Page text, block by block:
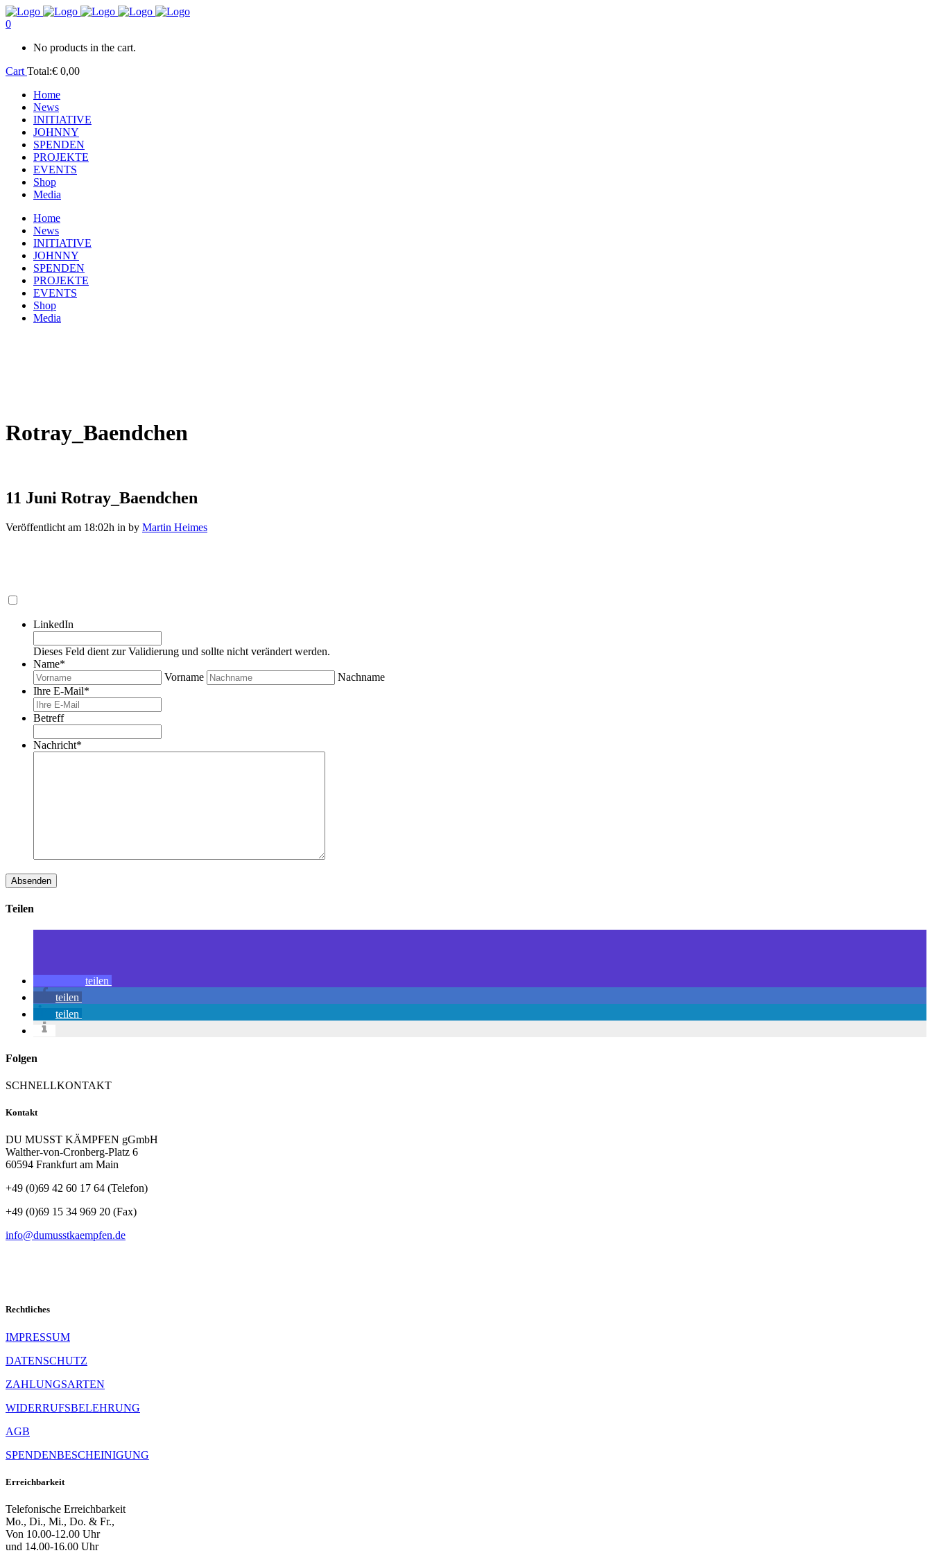
0
No products in the cart.
Cart Total:€ 0,00
Home
News
INITIATIVE
JOHNNY
SPENDEN
PROJEKTE
EVENTS
Shop
Media
Home
News
INITIATIVE
JOHNNY
SPENDEN
PROJEKTE
EVENTS
Shop
Media
Rotray_Baendchen
11 Juni Rotray_Baendchen
Veröffentlicht am 18:02h in by Martin Heimes
LinkedIn
Dieses Feld dient zur Validierung und sollte nicht verändert werden.
Name*
Vorname
Nachname
Ihre E-Mail*
Betreff
Nachricht*
Teilen
teilen
teilen
teilen
Folgen
SCHNELLKONTAKT
Kontakt
DU MUSST KÄMPFEN gGmbH
Walther-von-Cronberg-Platz 6
60594 Frankfurt am Main
+49 (0)69 42 60 17 64 (Telefon)
+49 (0)69 15 34 969 20 (Fax)
info@dumusstkaempfen.de
Rechtliches
IMPRESSUM
DATENSCHUTZ
ZAHLUNGSARTEN
WIDERRUFSBELEHRUNG
AGB
SPENDENBESCHEINIGUNG
Erreichbarkeit
Telefonische Erreichbarkeit
Mo., Di., Mi., Do. & Fr.,
Von 10.00-12.00 Uhr
und 14.00-16.00 Uhr